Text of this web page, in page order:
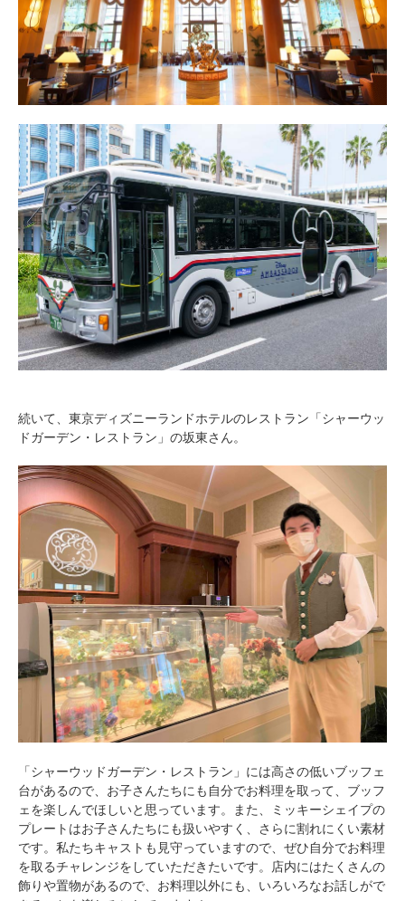
続いて、東京ディズニーランドホテルのレストラン「シャーウッ
ドガーデン・レストラン」の坂東さん。
「シャーウッドガーデン・レストラン」には高さの低いブッフェ
台があるので、お子さんたちにも自分でお料理を取って、ブッフ
ェを楽しんでほしいと思っています。また、ミッキーシェイプの
プレートはお子さんたちにも扱いやすく、さらに割れにくい素材
です。私たちキャストも見守っていますので、ぜひ自分でお料理
を取るチャレンジをしていただきたいです。店内にはたくさんの
飾りや置物があるので、お料理以外にも、いろいろなお話しがで